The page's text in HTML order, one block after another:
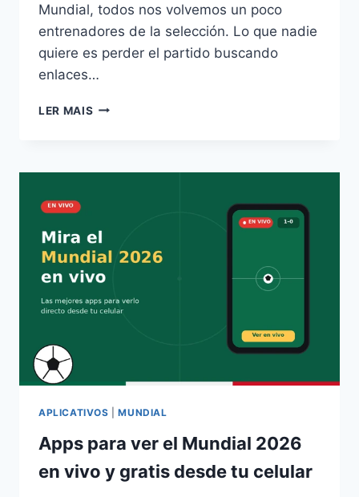
Mundial, todos nos volvemos un poco
entrenadores de la selección. Lo que nadie
quiere es perder el partido buscando
enlaces…
LER MAIS GUÍA
MEJORES
EL
MUNDIAL
2026
Y
APLICATIVOS |MUNDIAL
Apps para ver el Mundial 2026
en vivo y gratis desde tu celular